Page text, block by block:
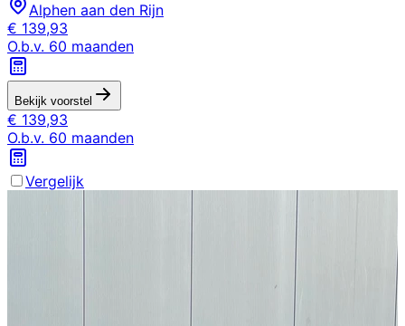
Alphen aan den Rijn
€ 139,93
O.b.v. 60 maanden
Bekijk voorstel
€ 139,93
O.b.v. 60 maanden
Vergelijk